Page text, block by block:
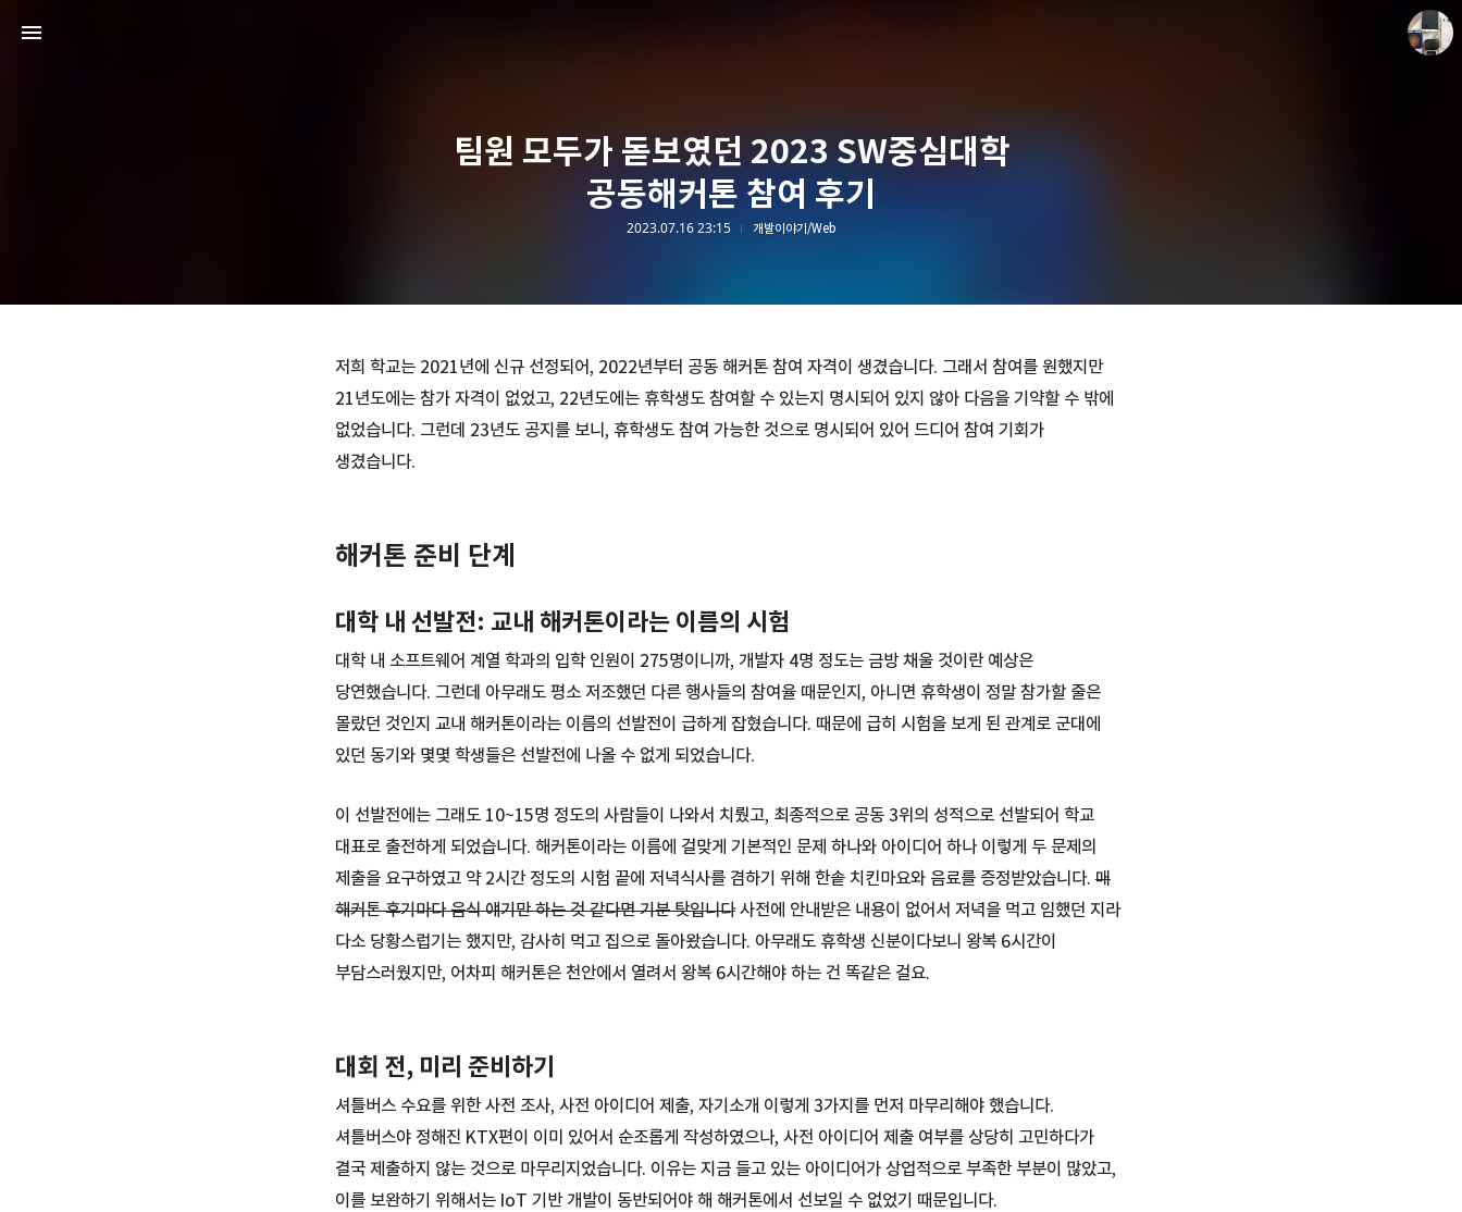
팀원 모두가 돋보였던 2023 SW중심대학
공동해커톤 참여 후기
2023.07.16 23:15 개발이야기/Web
저희 학교는 2021년에 신규 선정되어, 2022년부터 공동 해커톤 참여 자격이 생겼습니다. 그래서 참여를 원했지만
21년도에는 참가 자격이 없었고, 22년도에는 휴학생도 참여할 수 있는지 명시되어 있지 않아 다음을 기약할 수 밖에
없었습니다. 그런데 23년도 공지를 보니, 휴학생도 참여 가능한 것으로 명시되어 있어 드디어 참여 기회가
생겼습니다.
해커톤 준비 단계
대학 내 선발전: 교내 해커톤이라는 이름의 시험
대학 내 소프트웨어 계열 학과의 입학 인원이 275명이니까, 개발자 4명 정도는 금방 채울 것이란 예상은
당연했습니다. 그런데 아무래도 평소 저조했던 다른 행사들의 참여율 때문인지, 아니면 휴학생이 정말 참가할 줄은
몰랐던 것인지 교내 해커톤이라는 이름의 선발전이 급하게 잡혔습니다. 때문에 급히 시험을 보게 된 관계로 군대에
있던 동기와 몇몇 학생들은 선발전에 나올 수 없게 되었습니다.
이 선발전에는 그래도 10~15명 정도의 사람들이 나와서 치뤘고, 최종적으로 공동 3위의 성적으로 선발되어 학교
대표로 출전하게 되었습니다. 해커톤이라는 이름에 걸맞게 기본적인 문제 하나와 아이디어 하나 이렇게 두 문제의
제출을 요구하였고 약 2시간 정도의 시험 끝에 저녁식사를 겸하기 위해 한솥 치킨마요와 음료를 증정받았습니다. 매
해커톤 후기마다 음식 얘기만 하는 것 같다면 기분 탓입니다사전에 안내받은 내용이 없어서 저녁을 먹고 임했던 지라
다소 당황스럽기는 했지만, 감사히 먹고 집으로 돌아왔습니다. 아무래도 휴학생 신분이다보니 왕복 6시간이
부담스러웠지만, 어차피 해커톤은 천안에서 열려서 왕복 6시간해야 하는 건 똑같은 걸요.
대회 전, 미리 준비하기
셔틀버스 수요를 위한 사전 조사, 사전 아이디어 제출, 자기소개 이렇게 3가지를 먼저 마무리해야 했습니다.
셔틀버스야 정해진 KTX편이 이미 있어서 순조롭게 작성하였으나, 사전 아이디어 제출 여부를 상당히 고민하다가
결국 제출하지 않는 것으로 마무리지었습니다. 이유는 지금 들고 있는 아이디어가 상업적으로 부족한 부분이 많았고,
이를 보완하기 위해서는 IoT 기반 개발이 동반되어야 해 해커톤에서 선보일 수 없었기 때문입니다.